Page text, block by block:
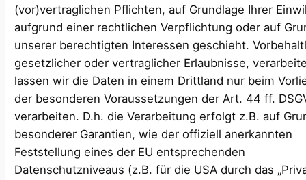
(vor)vertraglichen Pflichten, auf Grundlage Ihrer
aufgrund einer rechtlichen Verpflichtung oder auf
unserer berechtigten Interessen geschieht.
gesetzlicher oder vertraglicher Erlaubnisse,
lassen wir die Daten in einem Drittland nur beim
der besonderen Voraussetzungen der Art. 44 ff.
verarbeiten. D.h. die Verarbeitung erfolgt z.B. auf
besonderer Garantien, wie der offiziell anerkannten
Feststellung eines der EU entsprechenden
Datenschutzniveaus (z.B. für die USA durch das